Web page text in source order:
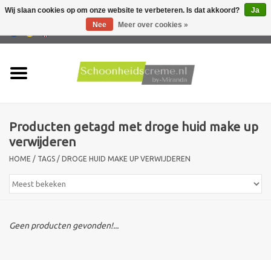
Producten
Huidproblemen
Mannen verzorging
Acties
Producten getagd met droge huid make up
verwijderen
HOME / TAGS / DROGE HUID MAKE UP VERWIJDEREN
Geen producten gevonden!...
Wij slaan cookies op om onze website te verbeteren. Is dat akkoord?
Ja
Nee
Meer over cookies »